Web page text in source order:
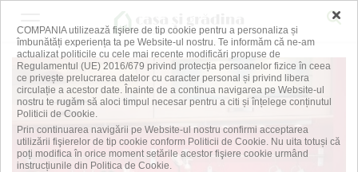
×
COMPANIA utilizează fişiere de tip cookie pentru a personaliza și
îmbunătăți experiența ta pe Website-ul nostru. Te informăm că ne-am
actualizat politicile cu cele mai recente modificări propuse de
Regulamentul (UE) 2016/679 privind protecția persoanelor fizice în ceea
ce privește prelucrarea datelor cu caracter personal și privind libera
circulație a acestor date. Înainte de a continua navigarea pe Website-ul
nostru te rugăm să aloci timpul necesar pentru a citi și înțelege conținutul
Politicii de Cookie.
Prin continuarea navigării pe Website-ul nostru confirmi acceptarea
utilizării fişierelor de tip cookie conform Politicii de Cookie. Nu uita totuși că
poți modifica în orice moment setările acestor fişiere cookie urmând
instrucțiunile din Politica de Cookie.